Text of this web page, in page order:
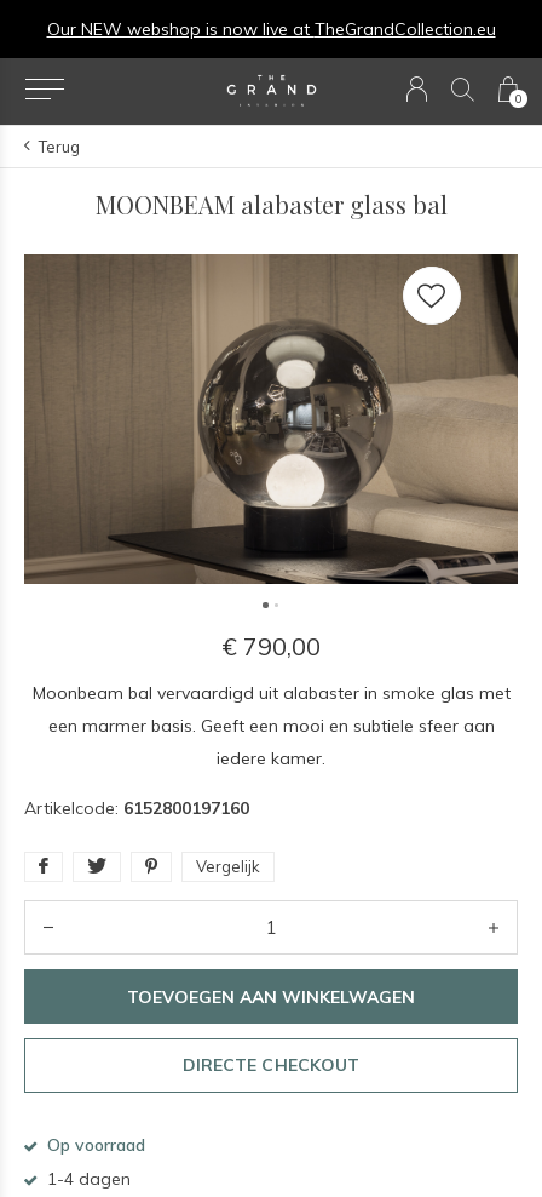
0
Our NEW webshop is now live at TheGrandCollection.eu
Terug
MOONBEAM alabaster glass bal
€ 790,00
Moonbeam bal vervaardigd uit alabaster in smoke glas met
een marmer basis. Geeft een mooi en subtiele sfeer aan
iedere kamer.
Artikelcode: 6152800197160
Vergelijk
TOEVOEGEN AAN WINKELWAGEN
DIRECTE CHECKOUT
Op voorraad
1-4 dagen